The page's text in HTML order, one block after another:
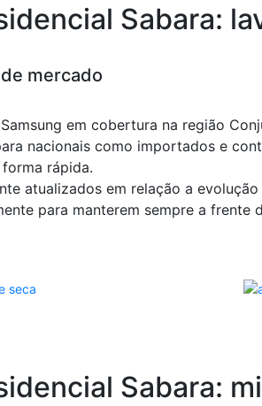
Sabara:
mercado
em cobertura na região
nacionais como importados e
rápida.
atualizados em relação a
para manterem sempre a
Sabara: